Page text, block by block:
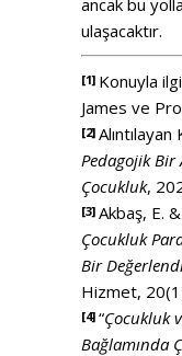
ulaşacaktır.
[1] Konuyla
James ve
[2]
Pedagojik Bir
Çocukluk,
[3] Akbaş, E.
Çocukluk
Bir
Hizmet,
[4] “Çocukluk
Bağlamında